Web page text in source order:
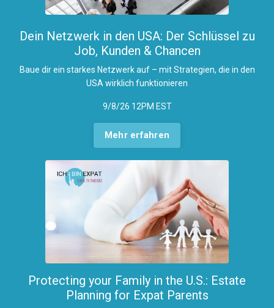
Dein Netzwerk in den USA: Der Schlüssel zu
Job, Kunden & Chancen
Baue dir ein starkes Netzwerk auf – mit Strategien, die in den
USA wirklich funktionieren
9/8/26 12PM EST
Mehr erfahren
Protecting your Family in the U.S.: Estate
Planning for Expat Parents